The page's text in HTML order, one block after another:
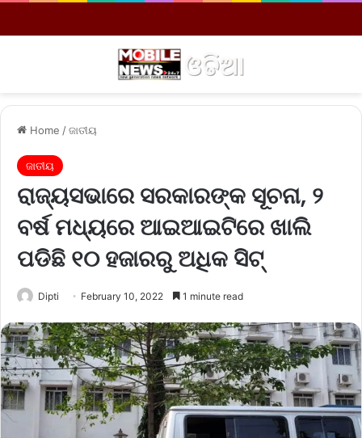
Home /ଜାତୀୟ
ଜାତୀୟ
ରାଜ୍ୟସଭାରେ ସରକାରଙ୍କ ସୂଚନା, ୨
ବର୍ଷ ମଧ୍ୟରେ ଆଇଆଇଟିରେ ଖାଲି
ପଡିଛି ୧୦ ହଜାରରୁ ଅଧିକ ସିଟ୍
Dipti February 10, 2022 1 minute read